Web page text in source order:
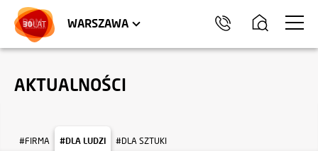
WARSZAWA
HEL
AKTUALNOŚCI
#FIRMA #DLA LUDZI #DLA SZTUKI